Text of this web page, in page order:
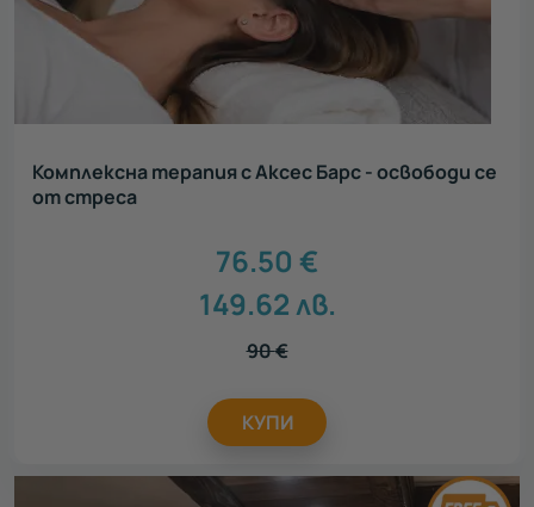
Комплексна терапия с Аксес Барс - освободи се
от стреса
76.50 €
149.62лв.
90€
КУПИ